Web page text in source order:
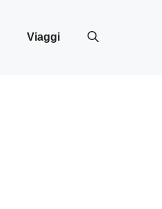
Viaggi